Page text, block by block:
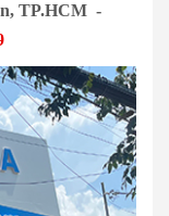
TP.HCM -